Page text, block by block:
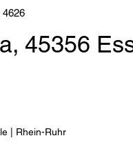
45356
| Rhein-Ruhr